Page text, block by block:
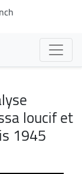
loucif et
1945